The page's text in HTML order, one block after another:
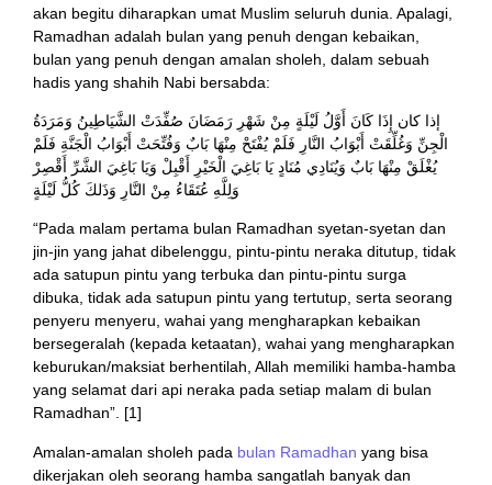
akan begitu diharapkan umat Muslim seluruh dunia. Apalagi,
Ramadhan adalah bulan yang penuh dengan kebaikan,
bulan yang penuh dengan amalan sholeh, dalam sebuah
hadis yang shahih Nabi bersabda:
إذا كان إِذَا كَانَ أَوَّلُ لَيْلَةٍ مِنْ شَهْرِ رَمَضَانَ صُفِّدَتْ الشَّيَاطِينُ وَمَرَدَةُ
الْجِنِّ وَغُلِّقَتْ أَبْوَابُ النَّارِ فَلَمْ يُفْتَحْ مِنْهَا بَابٌ وَفُتِّحَتْ أَبْوَابُ الْجَنَّةِ فَلَمْ
يُغْلَقْ مِنْهَا بَابٌ وَيُنَادِي مُنَادٍ يَا بَاغِيَ الْخَيْرِ أَقْبِلْ وَيَا بَاغِيَ الشَّرِّ أَقْصِرْ
وَلِلَّهِ عُتَقَاءُ مِنْ النَّارِ وَذَلكَ كُلُّ لَيْلَةٍ
“Pada malam pertama bulan Ramadhan syetan-syetan dan
jin-jin yang jahat dibelenggu, pintu-pintu neraka ditutup, tidak
ada satupun pintu yang terbuka dan pintu-pintu surga
dibuka, tidak ada satupun pintu yang tertutup, serta seorang
penyeru menyeru, wahai yang mengharapkan kebaikan
bersegeralah (kepada ketaatan), wahai yang mengharapkan
keburukan/maksiat berhentilah, Allah memiliki hamba-hamba
yang selamat dari api neraka pada setiap malam di bulan
Ramadhan”. [1]
Amalan-amalan sholeh pada bulan Ramadhan yang bisa
dikerjakan oleh seorang hamba sangatlah banyak dan